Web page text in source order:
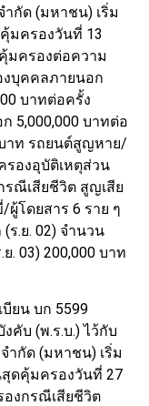
กัด (มหาชน) เริ่ม
มครองวันที่ 13
มครองต่อความ
งบุคคลภายนอก
บาทต่อครั้ง
5,000,000 บาทต่อ
าท รถยนต์สูญหาย/
รองอุบัติเหตุส่วน
ณีเสียชีวิต สูญเสีย
ผู้โดยสาร 6 ราย ๆ
ร.ย. 02) จำนวน
. 03) 200,000 บาท
ยน บก 5599
คับ (พ.ร.บ.) ไว้กับ
ำกัด (มหาชน) เริ่ม
ดคุ้มครองวันที่ 27
งกรณีเสียชีวิต